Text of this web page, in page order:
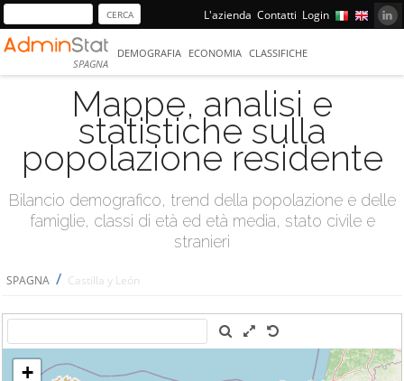
L'azienda Contatti Login
SPAGNA
DEMOGRAFIA ECONOMIA CLASSIFICHE
Mappe, analisi e
statistiche sulla
popolazione residente
Bilancio demografico, trend della popolazione e delle
famiglie, classi di età ed età media, stato civile e
stranieri
SPAGNA / Castilla y León